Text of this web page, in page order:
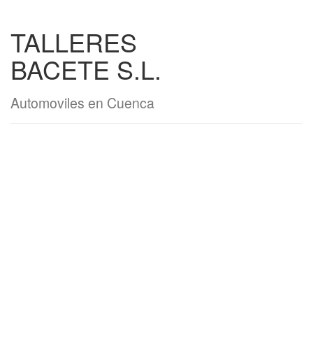
TALLERES
BACETE S.L.
Automoviles en Cuenca